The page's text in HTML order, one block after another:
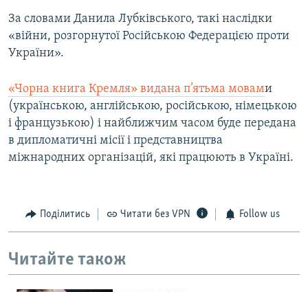
За словами Данила Лубківського, такі наслідки
«війни, розгорнутої Російською Федерацією проти
України».
«Чорна книга Кремля» видана п’ятьма мовами
(українською, англійською, російською, німецькою
і французькою) і найближчим часом буде передана
в дипломатичні місії і представництва
міжнародних організацій, які працюють в Україні.
Поділитись Читати без VPN Follow us
Читайте також